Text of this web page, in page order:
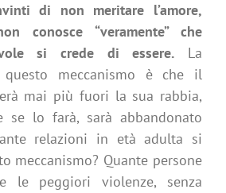
di non meritare l’amore,
conosce “veramente” che
si crede di essere. La
questo meccanismo è che il
mai più fuori la sua rabbia,
se lo farà, sarà abbandonato
relazioni in età adulta si
meccanismo? Quante persone
le peggiori violenze, senza